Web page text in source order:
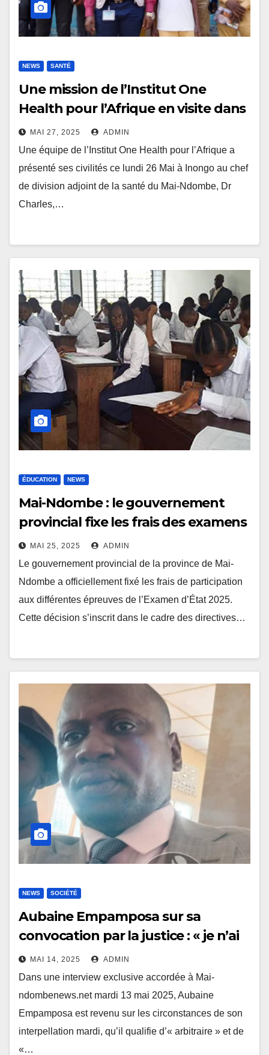
NEWS SANTÉ
Une mission de l’Institut One
Health pour l’Afrique en visite dans
le Mai-Ndombe pour renforcer la
surveillance contre Ebola
MAI 27, 2025 ADMIN
Une équipe de l’Institut One Health pour l’Afrique a
présenté ses civilités ce lundi 26 Mai à Inongo au chef
de division adjoint de la santé du Mai-Ndombe, Dr
Charles,…
ÉDUCATION NEWS
Mai-Ndombe : le gouvernement
provincial fixe les frais des examens
d’État 2025 et du TENASOSP
MAI 25, 2025 ADMIN
Le gouvernement provincial de la province de Mai-
Ndombe a officiellement fixé les frais de participation
aux différentes épreuves de l’Examen d’État 2025.
Cette décision s’inscrit dans le cadre des directives…
NEWS SOCIÉTÉ
Aubaine Empamposa sur sa
convocation par la justice : « je n’ai
pas commis une infraction »
MAI 14, 2025 ADMIN
Dans une interview exclusive accordée à Mai-
ndombenews.net mardi 13 mai 2025, Aubaine
Empamposa est revenu sur les circonstances de son
interpellation mardi, qu’il qualifie d’« arbitraire » et de
«…